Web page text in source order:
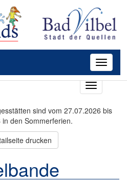
Toggle
sind vom 27.07.2026 bis
den Sommerferien.
drucken
T
o
g
i